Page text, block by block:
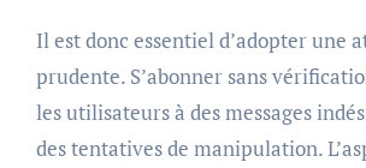
Il est donc essentiel d’adopter une
prudente. S’abonner sans
les utilisateurs à des messages
des tentatives de manipulation.